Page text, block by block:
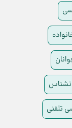
تلفنی